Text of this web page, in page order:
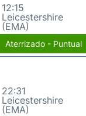
12:15
Leicestershire
(EMA)
Aterrizado - Puntual
22:31
Leicestershire
(EMA)